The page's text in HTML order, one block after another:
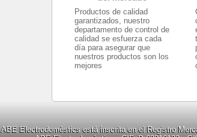
Productos de calidad
garantizados, nuestro
departamento de control de
calidad se esfuerza cada
día para asegurar que
nuestros productos son los
mejores
ABE Electrodomèstics está inscrita en el Registro